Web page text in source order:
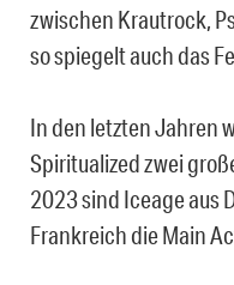
zwischen Krautrock,
so spiegelt auch das
In den letzten Jahren
Spiritualized zwei
2023 sind Iceage aus
Frankreich die Main